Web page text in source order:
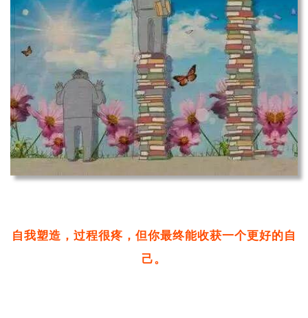
自我塑造，过程很疼，但你最终能收获一个更好的自
己。